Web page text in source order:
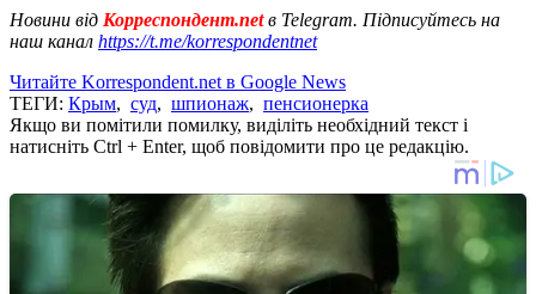
Новини від Корреспондент.netв Telegram. Підписуйтесь на
наш канал https://t.me/korrespondentnet
Читайте Korrespondent.net в Google News
ТЕГИ: Крым, суд, шпионаж, пенсионерка
Якщо ви помітили помилку, виділіть необхідний текст і
натисніть Ctrl + Enter, щоб повідомити про це редакцію.